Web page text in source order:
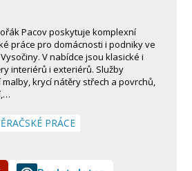
Pacov poskytuje komplexní
práce pro domácnosti i podniky ve
V nabídce jsou klasické i
interiérů i exteriérů. Služby
krycí nátěry střech a povrchů,
PRÁCE